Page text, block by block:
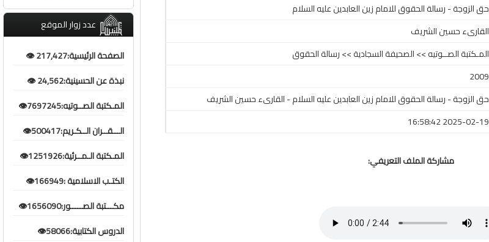
حق الزوجة - رسالة الحقوق للامام زين العابدين عليه السلام
القارىء حسين الشريف
المـكتبة الصــوتيه >> الصحيفة السجادية >> رسالة الحقوق
2009
حق الزوجة - رسالة الحقوق للامام زين العابدين عليه السلام - القارىء حسين الشريف
2025-02-19 16:58:42
مشاركة الملف التعريفي:
عدد زوار الموقع
الصفحة الرئيسية:217,427 👁️
نبذة عن الحسينية:24,562 👁️
المـكتبة الصــوتيه:7697245👁️
الـــقــران الــكـريم:500417👁️
المـكتبة الـمــرئية:1251926👁️
الكتـب الاسلامية :166949👁️
مكـــتبة الصـــــور:1656090👁️
الدروس الكتابية:58066👁️